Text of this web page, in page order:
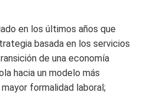
en los últimos años que
basada en los servicios
de una economía
hacia un modelo más
formalidad laboral;